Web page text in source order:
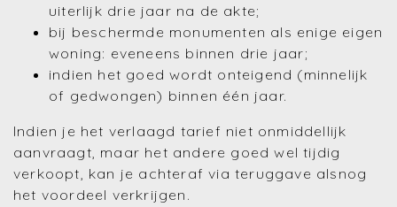
uiterlijk drie jaar na de akte;
bij beschermde monumenten als enige eigen
woning: eveneens binnen drie jaar;
indien het goed wordt onteigend (minnelijk
of gedwongen) binnen één jaar.
Indien je het verlaagd tarief niet onmiddellijk
aanvraagt, maar het andere goed wel tijdig
verkoopt, kan je achteraf via teruggave alsnog
het voordeel verkrijgen.